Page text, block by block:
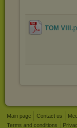
TOM VIII
Main page Contact us
Terms and conditions